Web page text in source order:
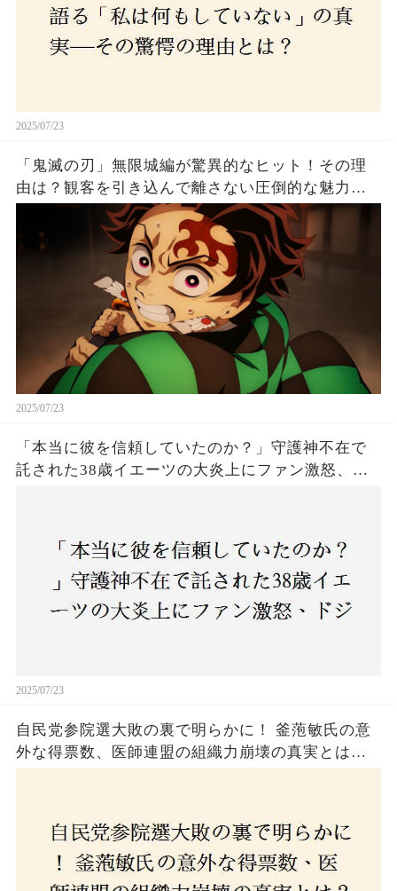
2025/07/23
「鬼滅の刃」無限城編が驚異的なヒット！その理
由は？観客を引き込んで離さない圧倒的な魅力と
2025/07/23
「本当に彼を信頼していたのか？」守護神不在で
託された38歳イエーツの大炎上にファン激怒、ド
2025/07/23
自民党参院選大敗の裏で明らかに！ 釜萢敏氏の意
外な得票数、医師連盟の組織力崩壊の真実とは？